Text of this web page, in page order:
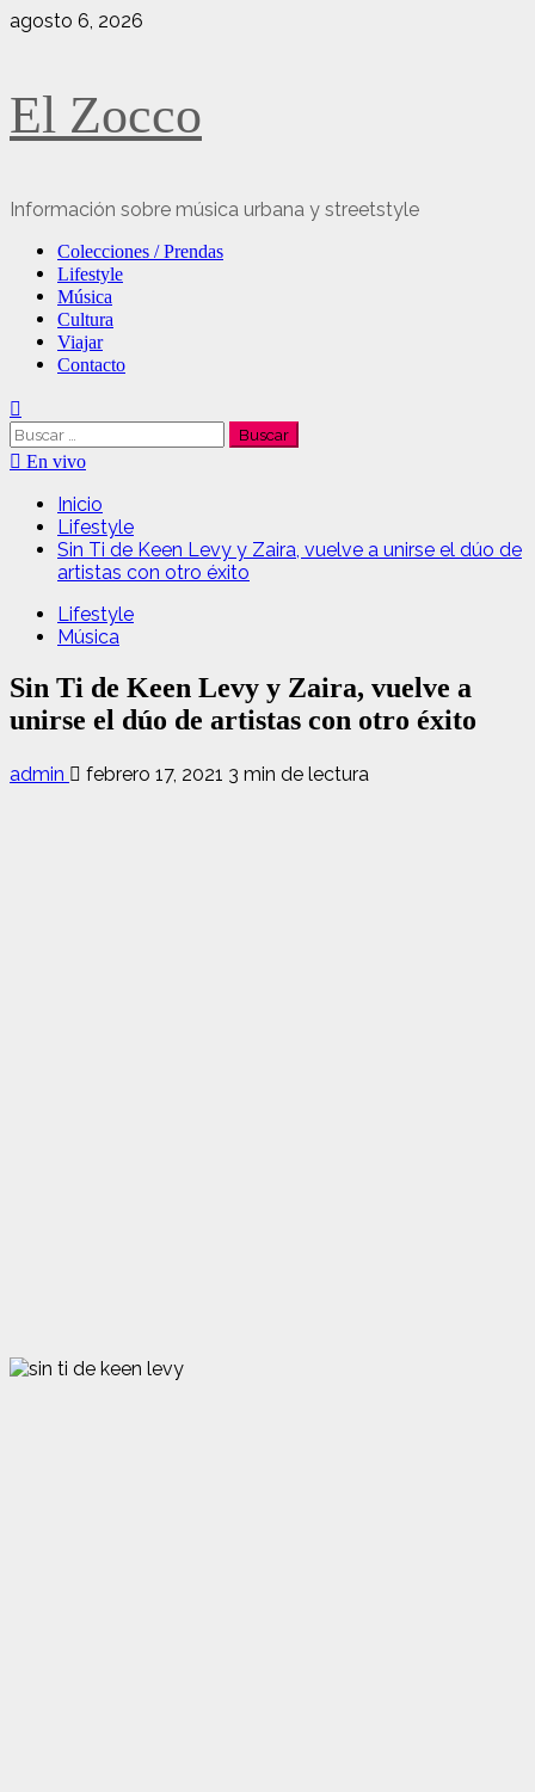
Saltar
agosto 6, 2026
El Zocco
Información sobre música urbana y streetstyle
Menú
principal
Colecciones / Prendas
Lifestyle
Música
Cultura
Viajar
Contacto
Buscar:
En vivo
Inicio
Lifestyle
Sin Ti de Keen Levy y Zaira, vuelve a unirse el dúo de
artistas con otro éxito
Lifestyle
Música
Sin Ti de Keen Levy y Zaira, vuelve a
unirse el dúo de artistas con otro éxito
admin febrero 17, 2021 3 min de lectura